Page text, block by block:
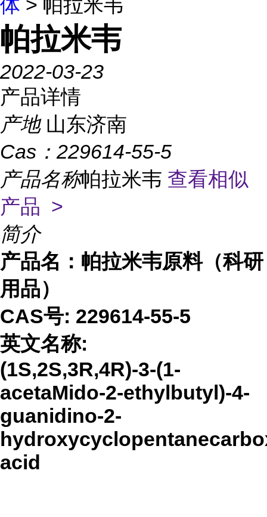
体 > 帕拉米韦
帕拉米韦
2022-03-23
产品详情
产地 山东济南
Cas： 229614-55-5
产品名称帕拉米韦 查看相似
产品 >
简介
产品名： 帕拉米韦原料（科研
用品）
CAS号: 229614-55-5
英文名称:
(1S,2S,3R,4R)-3-(1-
acetaMido-2-ethylbutyl)-4-
guanidino-2-
acid